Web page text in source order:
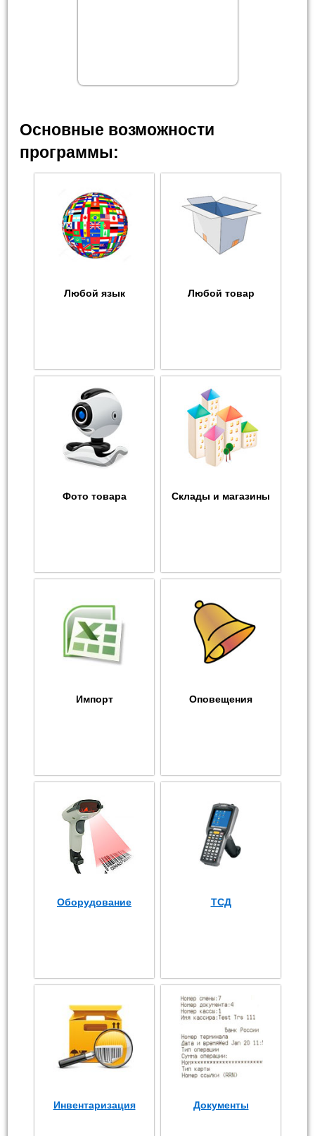
Основные возможности
программы:
Любой язык Любой товар
Фото товара Склады и магазины
Импорт Оповещения
Оборудование ТСД
Инвентаризация Документы